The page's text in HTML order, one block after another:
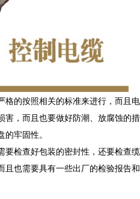
格的按照相关的标准来进行，而且电
害，而且也要做好防潮、放腐蚀的措
牢固性。
要检查好包装的密封性，还要检查缆
也需要具有一些出厂的检验报告和